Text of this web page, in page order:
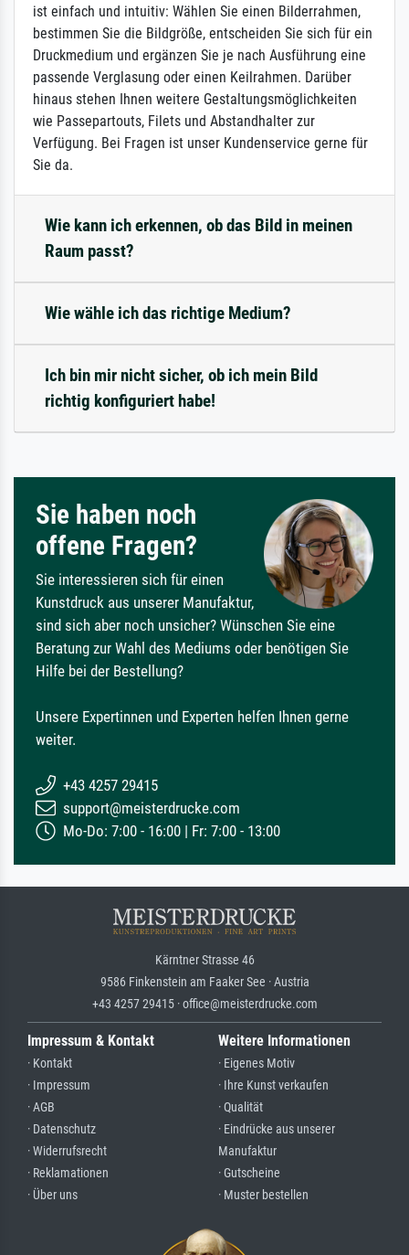
ist einfach und intuitiv: Wählen Sie einen Bilderrahmen,
bestimmen Sie die Bildgröße, entscheiden Sie sich für ein
Druckmedium und ergänzen Sie je nach Ausführung eine
passende Verglasung oder einen Keilrahmen. Darüber
hinaus stehen Ihnen weitere Gestaltungsmöglichkeiten
wie Passepartouts, Filets und Abstandhalter zur
Verfügung. Bei Fragen ist unser Kundenservice gerne für
Sie da.
Wie kann ich erkennen, ob das Bild in meinen
Raum passt?
Wie wähle ich das richtige Medium?
Ich bin mir nicht sicher, ob ich mein Bild
richtig konfiguriert habe!
Sie haben noch
offene Fragen?
Sie interessieren sich für einen
Kunstdruck aus unserer Manufaktur,
sind sich aber noch unsicher? Wünschen Sie eine
Beratung zur Wahl des Mediums oder benötigen Sie
Hilfe bei der Bestellung?
Unsere Expertinnen und Experten helfen Ihnen gerne
weiter.
+43 4257 29415
support@meisterdrucke.com
Mo-Do: 7:00 - 16:00 | Fr: 7:00 - 13:00
Kärntner Strasse 46
9586 Finkenstein am Faaker See · Austria
+43 4257 29415 · office@meisterdrucke.com
Impressum & Kontakt
· Kontakt
· Impressum
· AGB
· Datenschutz
· Widerrufsrecht
· Reklamationen
· Über uns
Weitere Informationen
· Eigenes Motiv
· Ihre Kunst verkaufen
· Qualität
· Eindrücke aus unserer
Manufaktur
· Gutscheine
· Muster bestellen